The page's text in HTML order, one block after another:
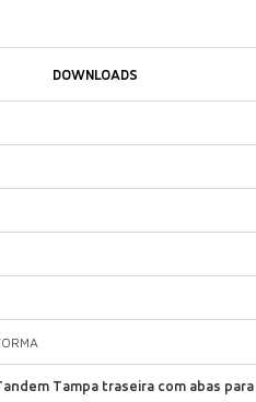
DOWNLOADS
Tampa traseira com abas